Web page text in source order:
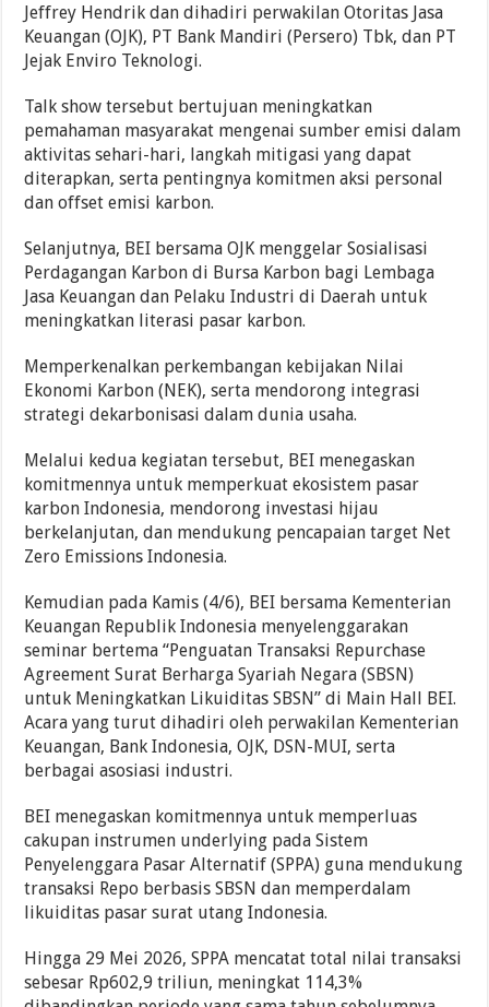
Jeffrey Hendrik dan dihadiri perwakilan Otoritas Jasa
Keuangan (OJK), PT Bank Mandiri (Persero) Tbk, dan PT
Jejak Enviro Teknologi.
Talk show tersebut bertujuan meningkatkan
pemahaman masyarakat mengenai sumber emisi dalam
aktivitas sehari-hari, langkah mitigasi yang dapat
diterapkan, serta pentingnya komitmen aksi personal
dan offset emisi karbon.
Selanjutnya, BEI bersama OJK menggelar Sosialisasi
Perdagangan Karbon di Bursa Karbon bagi Lembaga
Jasa Keuangan dan Pelaku Industri di Daerah untuk
meningkatkan literasi pasar karbon.
Memperkenalkan perkembangan kebijakan Nilai
Ekonomi Karbon (NEK), serta mendorong integrasi
strategi dekarbonisasi dalam dunia usaha.
Melalui kedua kegiatan tersebut, BEI menegaskan
komitmennya untuk memperkuat ekosistem pasar
karbon Indonesia, mendorong investasi hijau
berkelanjutan, dan mendukung pencapaian target Net
Zero Emissions Indonesia.
Kemudian pada Kamis (4/6), BEI bersama Kementerian
Keuangan Republik Indonesia menyelenggarakan
seminar bertema “Penguatan Transaksi Repurchase
Agreement Surat Berharga Syariah Negara (SBSN)
untuk Meningkatkan Likuiditas SBSN” di Main Hall BEI.
Acara yang turut dihadiri oleh perwakilan Kementerian
Keuangan, Bank Indonesia, OJK, DSN-MUI, serta
berbagai asosiasi industri.
BEI menegaskan komitmennya untuk memperluas
cakupan instrumen underlying pada Sistem
Penyelenggara Pasar Alternatif (SPPA) guna mendukung
transaksi Repo berbasis SBSN dan memperdalam
likuiditas pasar surat utang Indonesia.
Hingga 29 Mei 2026, SPPA mencatat total nilai transaksi
sebesar Rp602,9 triliun, meningkat 114,3%